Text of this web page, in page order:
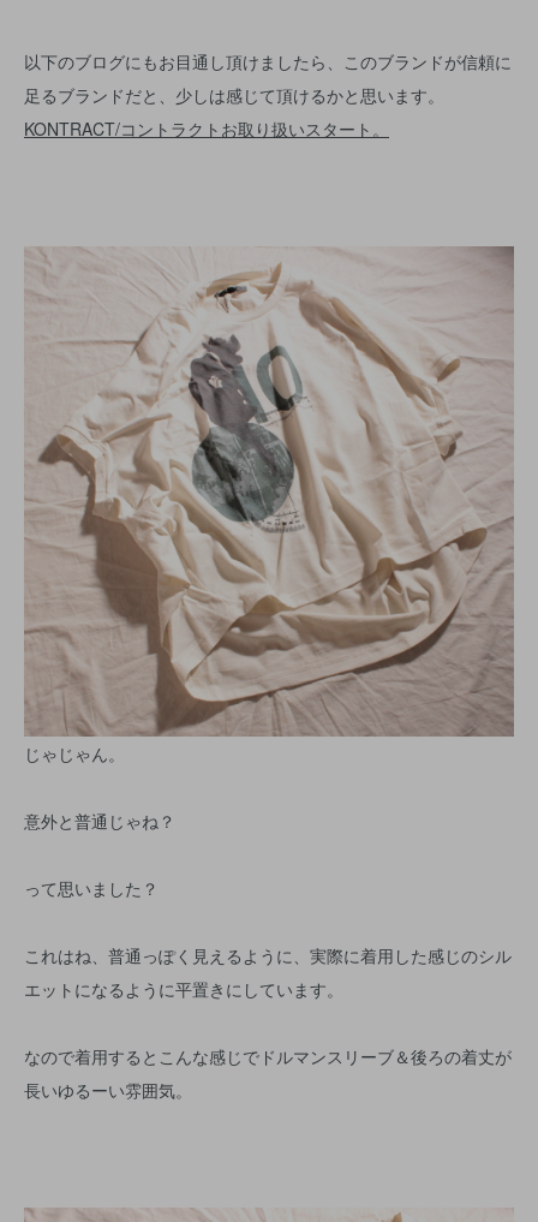
以下のブログにもお目通し頂けましたら、このブランドが信頼に
足るブランドだと、少しは感じて頂けるかと思います。
KONTRACT/コントラクトお取り扱いスタート。
じゃじゃん。
意外と普通じゃね？
って思いました？
これはね、普通っぽく見えるように、実際に着用した感じのシル
エットになるように平置きにしています。
なので着用するとこんな感じでドルマンスリーブ＆後ろの着丈が
長いゆるーい雰囲気。